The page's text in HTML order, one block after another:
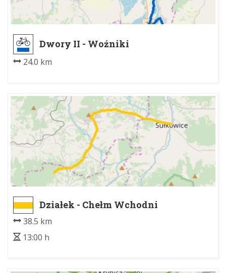
Dwory II - Woźniki
24.0 km
Działek - Chełm Wchodni
38.5 km
13:00 h